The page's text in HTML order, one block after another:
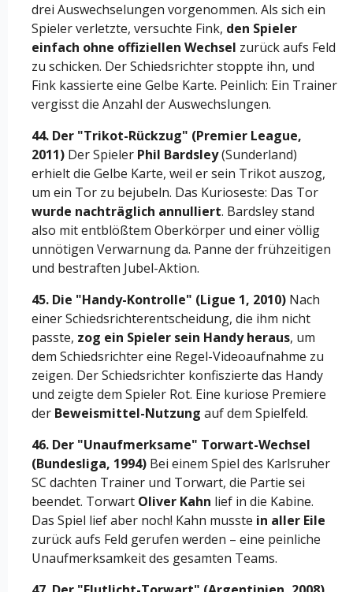
drei Auswechselungen vorgenommen. Als sich ein
Spieler verletzte, versuchte Fink, den Spieler
einfach ohne offiziellen Wechsel zurück aufs Feld
zu schicken. Der Schiedsrichter stoppte ihn, und
Fink kassierte eine Gelbe Karte. Peinlich: Ein Trainer
vergisst die Anzahl der Auswechslungen.
44. Der "Trikot-Rückzug" (Premier League,
2011) Der Spieler Phil Bardsley(Sunderland)
erhielt die Gelbe Karte, weil er sein Trikot auszog,
um ein Tor zu bejubeln. Das Kurioseste: Das Tor
wurde nachträglich annulliert. Bardsley stand
also mit entblößtem Oberkörper und einer völlig
unnötigen Verwarnung da. Panne der frühzeitigen
und bestraften Jubel-Aktion.
45. Die "Handy-Kontrolle" (Ligue 1, 2010) Nach
einer Schiedsrichterentscheidung, die ihm nicht
passte, zog ein Spieler sein Handy heraus, um
dem Schiedsrichter eine Regel-Videoaufnahme zu
zeigen. Der Schiedsrichter konfiszierte das Handy
und zeigte dem Spieler Rot. Eine kuriose Premiere
der Beweismittel-Nutzung auf dem Spielfeld.
46. Der "Unaufmerksame" Torwart-Wechsel
(Bundesliga, 1994) Bei einem Spiel des Karlsruher
SC dachten Trainer und Torwart, die Partie sei
beendet. Torwart Oliver Kahn lief in die Kabine.
Das Spiel lief aber noch! Kahn musste in aller Eile
zurück aufs Feld gerufen werden – eine peinliche
Unaufmerksamkeit des gesamten Teams.